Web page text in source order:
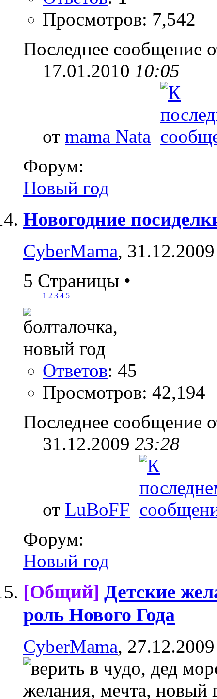
Просмотров: 7,542
Последнее сообщение
17.01.2010 10:05
от mama Nata
Форум:
Новый год
Новогодние
CyberMama,
5 Страницы •
1 2 3 4 5
Ответов: 45
Просмотров: 42,194
Последнее сообщение
31.12.2009 23:28
от LuBoFF
Форум:
Новый год
[Общий] Детские
роль Нового Года
CyberMama,